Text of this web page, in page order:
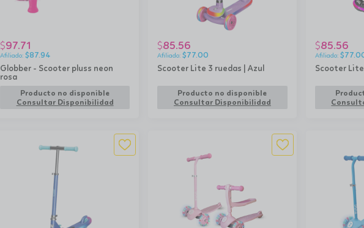
Globber - Scooter pluss neon
rosa
$97.71
$87.94
Producto no disponible
Consultar Disponibilidad
Scooter Lite 3 ruedas | Azul
$85.56
$77.00
Producto no disponible
Consultar Disponibilidad
Scooter
$85.56
$